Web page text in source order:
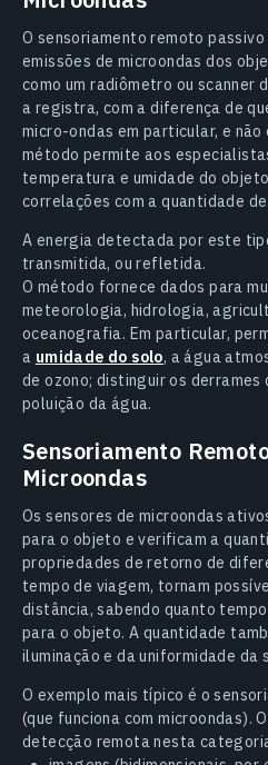
O sensoriamento remoto
emissões de microondas dos
como um radiômetro ou scanner
a registra, com a diferença de
micro-ondas em particular, e
método permite aos
temperatura e umidade do
correlações com a quantidade
A energia detectada por este
transmitida, ou refletida.
O método fornece dados para
meteorologia, hidrologia,
oceanografia. Em particular,
a umidade do solo, a água
de ozono; distinguir os
poluição da água.
Sensoriamento
Microondas
Os sensores de microondas
para o objeto e verificam a
propriedades de retorno de
tempo de viagem, tornam
distância, sabendo quanto
para o objeto. A quantidade
iluminação e da uniformidade da
O exemplo mais típico é o
(que funciona com microondas).
detecção remota nesta